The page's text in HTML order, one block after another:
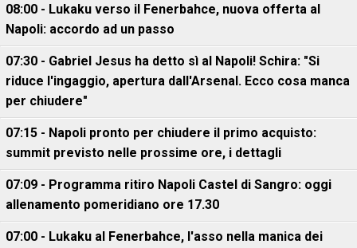
08:00 - Lukaku verso il Fenerbahce, nuova offerta al
Napoli: accordo ad un passo
07:30 - Gabriel Jesus ha detto sì al Napoli! Schira: "Si
riduce l'ingaggio, apertura dall'Arsenal. Ecco cosa manca
per chiudere"
07:15 - Napoli pronto per chiudere il primo acquisto:
summit previsto nelle prossime ore, i dettagli
07:09 - Programma ritiro Napoli Castel di Sangro: oggi
allenamento pomeridiano ore 17.30
07:00 - Lukaku al Fenerbahce, l'asso nella manica dei